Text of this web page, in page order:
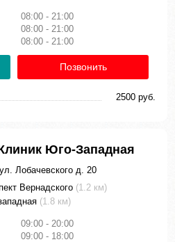
08:00 - 21:00
08:00 - 21:00
08:00 - 21:00
Позвонить
2500 руб.
Юго-Западная
Лобачевского д. 20
Вернадского (1.2 км)
(1.8 км)
09:00 - 20:00
09:00 - 18:00